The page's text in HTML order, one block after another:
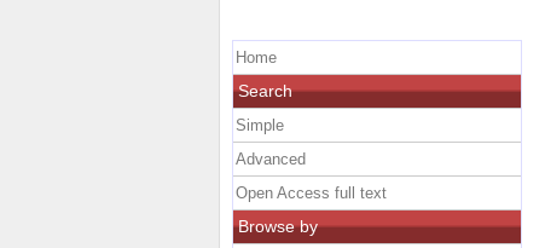
Home
Search
Simple
Advanced
Open Access full text
Browse by